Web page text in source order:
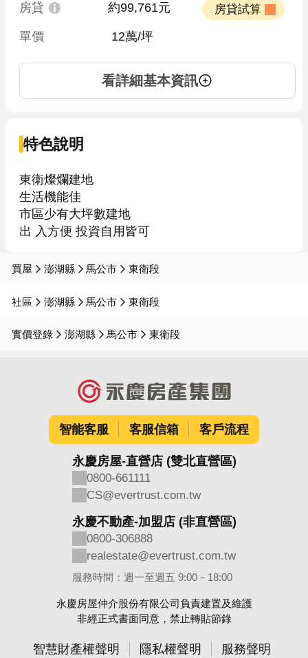
房貸 約99,761元
單價 12萬/坪
看詳細基本資訊
特色說明
東衛燦爛建地
生活機能佳
市區少有大坪數建地
出 入方便 投資自用皆可
買屋 澎湖縣 馬公市 東衛段
社區 澎湖縣 馬公市 東衛段
實價登錄 澎湖縣 馬公市 東衛段
智能客服 客服信箱 客戶流程
永慶房屋-直營店 (雙北直營區)
0800-661111
CS@evertrust.com.tw
永慶不動產-加盟店 (非直營區)
0800-306888
realestate@evertrust.com.tw
服務時間：週一至週五 9:00－18:00
永慶房屋仲介股份有限公司負責建置及維護
非經正式書面同意，禁止轉貼節錄
智慧財產權聲明 隱私權聲明 服務聲明